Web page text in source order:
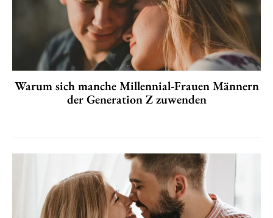
Warum sich manche Millennial-Frauen Männern
der Generation Z zuwenden